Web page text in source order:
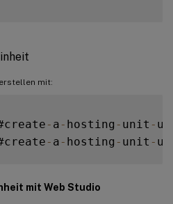
mit:
- a - hosting - unit -
- a - hosting - unit -
mit Web Studio